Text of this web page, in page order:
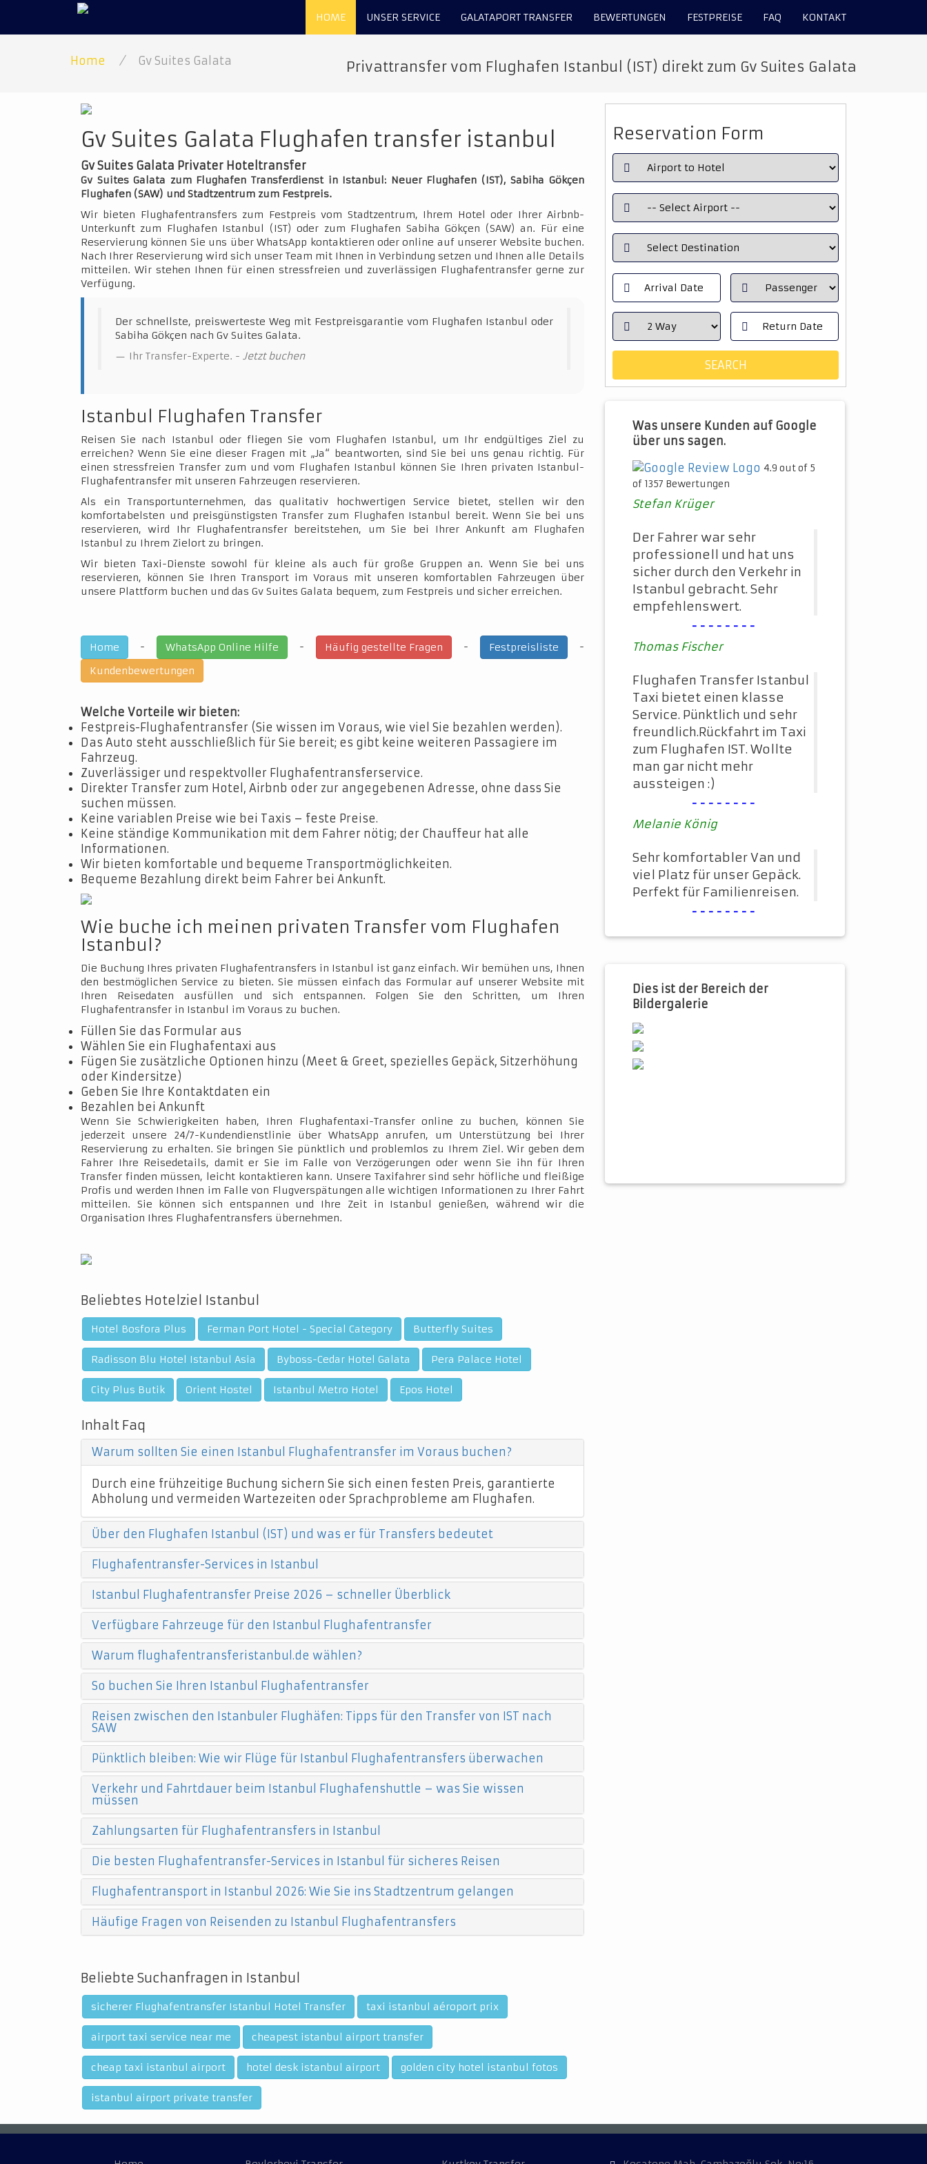
HOME UNSER SERVICE GALATAPORT TRANSFER BEWERTUNGEN FESTPREISE FAQ KONTAKT
Home / Gv Suites Galata Privattransfer vom Flughafen Istanbul (IST) direkt zum Gv Suites Galata
Gv Suites Galata Flughafen transfer istanbul
Gv Suites Galata Privater Hoteltransfer
Gv Suites Galata zum Flughafen Transferdienst in Istanbul: Neuer Flughafen (IST), Sabiha Gökçen
Flughafen (SAW) und Stadtzentrum zum Festpreis.
Wir bieten Flughafentransfers zum Festpreis vom Stadtzentrum, Ihrem Hotel oder Ihrer Airbnb-
Unterkunft zum Flughafen Istanbul (IST) oder zum Flughafen Sabiha Gökçen (SAW) an. Für eine
Reservierung können Sie uns über WhatsApp kontaktieren oder online auf unserer Website buchen.
Nach Ihrer Reservierung wird sich unser Team mit Ihnen in Verbindung setzen und Ihnen alle Details
mitteilen. Wir stehen Ihnen für einen stressfreien und zuverlässigen Flughafentransfer gerne zur
Verfügung.
Der schnellste, preiswerteste Weg mit Festpreisgarantie vom Flughafen Istanbul oder
Sabiha Gökçen nach Gv Suites Galata.
Ihr Transfer-Experte. - Jetzt buchen
Istanbul Flughafen Transfer
Reisen Sie nach Istanbul oder fliegen Sie vom Flughafen Istanbul, um Ihr endgültiges Ziel zu
erreichen? Wenn Sie eine dieser Fragen mit „Ja“ beantworten, sind Sie bei uns genau richtig. Für
einen stressfreien Transfer zum und vom Flughafen Istanbul können Sie Ihren privaten Istanbul-
Flughafentransfer mit unseren Fahrzeugen reservieren.
Als ein Transportunternehmen, das qualitativ hochwertigen Service bietet, stellen wir den
komfortabelsten und preisgünstigsten Transfer zum Flughafen Istanbul bereit. Wenn Sie bei uns
reservieren, wird Ihr Flughafentransfer bereitstehen, um Sie bei Ihrer Ankunft am Flughafen
Istanbul zu Ihrem Zielort zu bringen.
Wir bieten Taxi-Dienste sowohl für kleine als auch für große Gruppen an. Wenn Sie bei uns
reservieren, können Sie Ihren Transport im Voraus mit unseren komfortablen Fahrzeugen über
unsere Plattform buchen und das Gv Suites Galata bequem, zum Festpreis und sicher erreichen.
Home - WhatsApp Online Hilfe - Häufig gestellte Fragen - Festpreisliste
-
Kundenbewertungen
Welche Vorteile wir bieten:
Festpreis-Flughafentransfer (Sie wissen im Voraus, wie viel Sie bezahlen werden).
Das Auto steht ausschließlich für Sie bereit; es gibt keine weiteren Passagiere im
Fahrzeug.
Zuverlässiger und respektvoller Flughafentransferservice.
Direkter Transfer zum Hotel, Airbnb oder zur angegebenen Adresse, ohne dass Sie
suchen müssen.
Keine variablen Preise wie bei Taxis – feste Preise.
Keine ständige Kommunikation mit dem Fahrer nötig; der Chauffeur hat alle
Informationen.
Wir bieten komfortable und bequeme Transportmöglichkeiten.
Bequeme Bezahlung direkt beim Fahrer bei Ankunft.
Wie buche ich meinen privaten Transfer vom Flughafen
Istanbul?
Die Buchung Ihres privaten Flughafentransfers in Istanbul ist ganz einfach. Wir bemühen uns, Ihnen
den bestmöglichen Service zu bieten. Sie müssen einfach das Formular auf unserer Website mit
Ihren Reisedaten ausfüllen und sich entspannen. Folgen Sie den Schritten, um Ihren
Flughafentransfer in Istanbul im Voraus zu buchen.
Füllen Sie das Formular aus
Wählen Sie ein Flughafentaxi aus
Fügen Sie zusätzliche Optionen hinzu (Meet & Greet, spezielles Gepäck, Sitzerhöhung
oder Kindersitze)
Geben Sie Ihre Kontaktdaten ein
Bezahlen bei Ankunft
Wenn Sie Schwierigkeiten haben, Ihren Flughafentaxi-Transfer online zu buchen, können Sie
jederzeit unsere 24/7-Kundendienstlinie über WhatsApp anrufen, um Unterstützung bei Ihrer
Reservierung zu erhalten. Sie bringen Sie pünktlich und problemlos zu Ihrem Ziel. Wir geben dem
Fahrer Ihre Reisedetails, damit er Sie im Falle von Verzögerungen oder wenn Sie ihn für Ihren
Transfer finden müssen, leicht kontaktieren kann. Unsere Taxifahrer sind sehr höfliche und fleißige
Profis und werden Ihnen im Falle von Flugverspätungen alle wichtigen Informationen zu Ihrer Fahrt
mitteilen. Sie können sich entspannen und Ihre Zeit in Istanbul genießen, während wir die
Organisation Ihres Flughafentransfers übernehmen.
Beliebtes Hotelziel Istanbul
Hotel Bosfora Plus Ferman Port Hotel - Special Category Butterfly Suites
Radisson Blu Hotel Istanbul Asia Byboss-Cedar Hotel Galata Pera Palace Hotel
City Plus Butik Orient Hostel Istanbul Metro Hotel Epos Hotel
Inhalt Faq
Warum sollten Sie einen Istanbul Flughafentransfer im Voraus buchen?
Durch eine frühzeitige Buchung sichern Sie sich einen festen Preis, garantierte
Abholung und vermeiden Wartezeiten oder Sprachprobleme am Flughafen.
Über den Flughafen Istanbul (IST) und was er für Transfers bedeutet
Flughafentransfer-Services in Istanbul
Istanbul Flughafentransfer Preise 2026 – schneller Überblick
Verfügbare Fahrzeuge für den Istanbul Flughafentransfer
Warum flughafentransferistanbul.de wählen?
So buchen Sie Ihren Istanbul Flughafentransfer
Reisen zwischen den Istanbuler Flughäfen: Tipps für den Transfer von IST nach
SAW
Pünktlich bleiben: Wie wir Flüge für Istanbul Flughafentransfers überwachen
Verkehr und Fahrtdauer beim Istanbul Flughafenshuttle – was Sie wissen
müssen
Zahlungsarten für Flughafentransfers in Istanbul
Die besten Flughafentransfer-Services in Istanbul für sicheres Reisen
Flughafentransport in Istanbul 2026: Wie Sie ins Stadtzentrum gelangen
Häufige Fragen von Reisenden zu Istanbul Flughafentransfers
Beliebte Suchanfragen in Istanbul
sicherer Flughafentransfer Istanbul Hotel Transfer taxi istanbul aéroport prix
airport taxi service near me cheapest istanbul airport transfer
cheap taxi istanbul airport hotel desk istanbul airport golden city hotel istanbul fotos
istanbul airport private transfer
Reservation Form
Was unsere Kunden auf Google
über uns sagen.
4.9 out of 5
of 1357 Bewertungen
Stefan Krüger
Der Fahrer war sehr
professionell und hat uns
sicher durch den Verkehr in
Istanbul gebracht. Sehr
empfehlenswert.
--------
Thomas Fischer
Flughafen Transfer Istanbul
Taxi bietet einen klasse
Service. Pünktlich und sehr
freundlich.Rückfahrt im Taxi
zum Flughafen IST. Wollte
man gar nicht mehr
aussteigen :)
--------
Melanie König
Sehr komfortabler Van und
viel Platz für unser Gepäck.
Perfekt für Familienreisen.
--------
Dies ist der Bereich der
Bildergalerie